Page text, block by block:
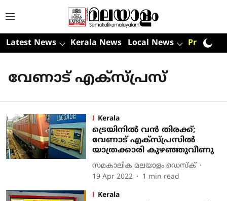
Latest News Kerala News Local News Premium
വേണാട് എക്‌സ്പ്രസ്
Kerala
ട്രെയിനിൽ വൻ തിരക്ക്;
വേണാട് എക്സ്പ്രസിൽ
യാത്രക്കാരി കുഴഞ്ഞുവീണു
സമകാലിക മലയാളം ഡെസ്ക്
19 Apr 2022
1 min read
Kerala